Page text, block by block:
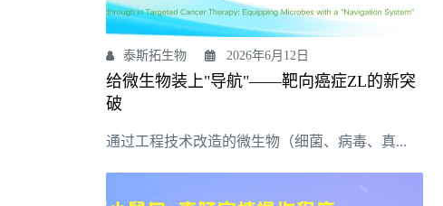
泰斯拓生物 2026年6月12日
给微生物装上"导航"——靶向癌症ZL的新突
破
通过工程技术改造的微生物（细菌、病毒、真...